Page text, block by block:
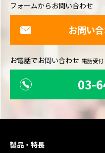
フォームからお問い合わせ
お問い
お電話でお問い合わせ 電話受付
03-
製品・特長